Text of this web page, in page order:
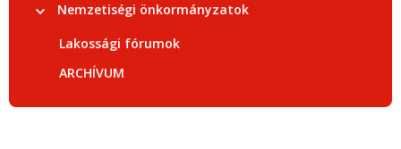
Nemzetiségi önkormányzatok
Lakossági fórumok
ARCHÍVUM